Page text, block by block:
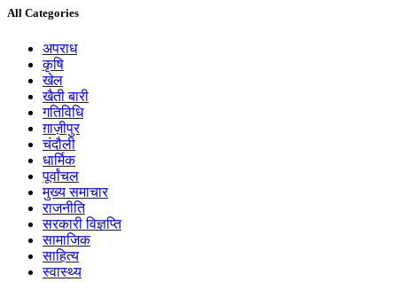
All Categories
अपराध
कृषि
खेल
खैती बारी
गतिविधि
ग़ाज़ीपुर
चंदौली
धार्मिक
पूर्वांचल
मुख्य समाचार
राजनीति
सरकारी विज्ञप्ति
सामाजिक
साहित्य
स्वास्थ्य